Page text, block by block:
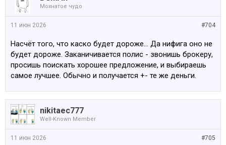
Мохнатое чудо
#704
11 июн 2026
Насчёт того, что каско будет дороже... Да нифига оно не
будет дороже. Заканичивается полис - звонишь брокеру,
просишь поискать хорошее предложение, и выбираешь
самое лучшее. Обычно и получается +- те же деньги.
nikitaec777
Well-Known Member
#705
11 июн 2026